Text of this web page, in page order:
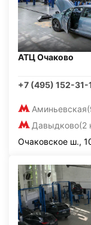
АТЦ Очаково
+7 (495) 152-31-
Аминьевская
Давыдково(2
Очаковское ш.,